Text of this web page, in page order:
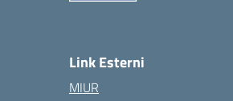
Link Esterni
MIUR